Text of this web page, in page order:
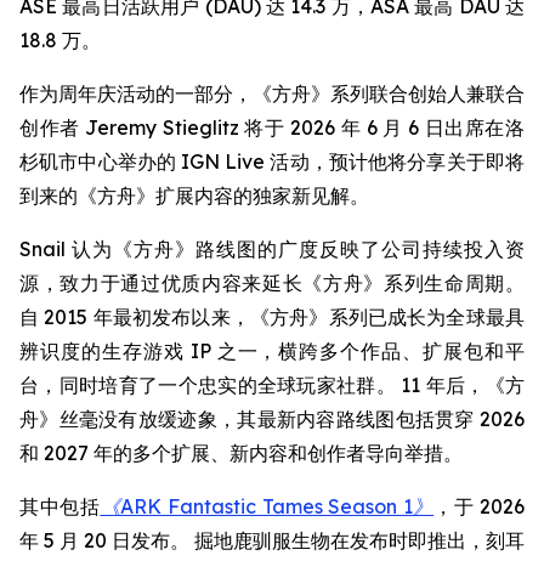
ASE 最高日活跃用户 (DAU) 达 14.3 万，ASA 最高 DAU 达
18.8 万。
作为周年庆活动的一部分，《方舟》系列联合创始人兼联合
创作者 Jeremy Stieglitz 将于 2026 年 6 月 6 日出席在洛
杉矶市中心举办的 IGN Live 活动，预计他将分享关于即将
到来的《方舟》扩展内容的独家新见解。
Snail 认为《方舟》路线图的广度反映了公司持续投入资
源，致力于通过优质内容来延长《方舟》系列生命周期。
自 2015 年最初发布以来，《方舟》系列已成长为全球最具
辨识度的生存游戏 IP 之一，横跨多个作品、扩展包和平
台，同时培育了一个忠实的全球玩家社群。 11 年后，《方
舟》丝毫没有放缓迹象，其最新内容路线图包括贯穿 2026
和 2027 年的多个扩展、新内容和创作者导向举措。
其中包括 《ARK Fantastic Tames Season 1》
，于 2026
年 5 月 20 日发布。 掘地鹿驯服生物在发布时即推出，刻耳